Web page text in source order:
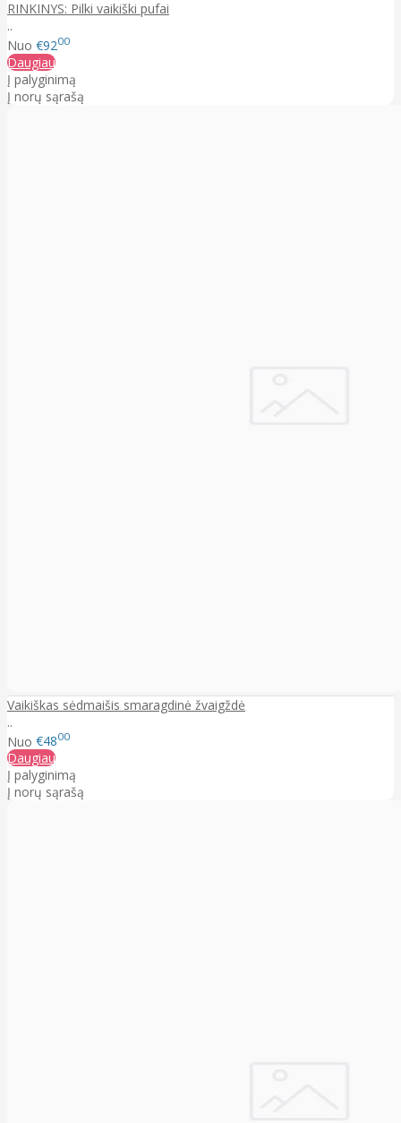
RINKINYS: Pilki vaikiški pufai
..
Nuo €9200
Daugiau
Į palyginimą
Į norų sąrašą
Vaikiškas sėdmaišis smaragdinė žvaigždė
..
Nuo €4800
Daugiau
Į palyginimą
Į norų sąrašą